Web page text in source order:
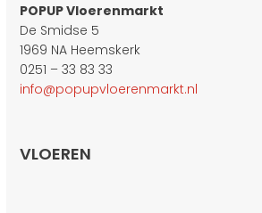
POPUP Vloerenmarkt
De Smidse 5
1969 NA Heemskerk
0251 – 33 83 33
info@popupvloerenmarkt.nl
VLOEREN